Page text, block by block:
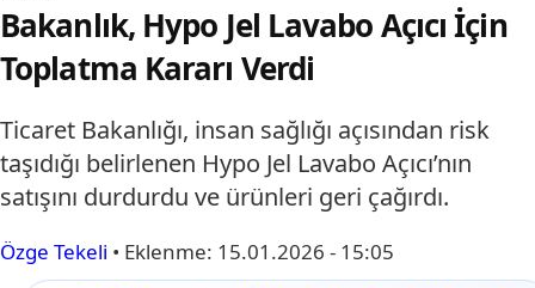
Bakanlık, Hypo Jel Lavabo Açıcı İçin
Toplatma Kararı Verdi
Ticaret Bakanlığı, insan sağlığı açısından risk
taşıdığı belirlenen Hypo Jel Lavabo Açıcı’nın
satışını durdurdu ve ürünleri geri çağırdı.
Özge Tekeli • Eklenme: 15.01.2026 - 15:05